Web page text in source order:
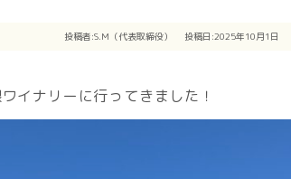
投稿者:S.M（代表取締役） 投稿日:2025年10月1日
イナリーに行ってきました！